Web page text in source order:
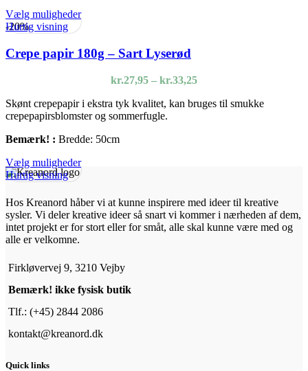
Vælg mulighederDette
flere
varianter.
Mulighederne
vælges
på
varesiden
Hurtig visning
-20%
Crepe papir 180g – Sart Lyserød
kr.27,95 – kr.33,25Prisinterval:
til
Skønt crepepapir i ekstra tyk kvalitet, kan bruges til smukke
crepepapirsblomster og sommerfugle.
Bemærk! : Bredde: 50cm
Vælg mulighederDette
flere
varianter.
Mulighederne
varesiden
Hurtig visning
Hos Kreanord håber vi at kunne inspirere med ideer til kreative
sysler. Vi deler kreative ideer så snart vi kommer i nærheden af dem,
intet projekt er for stort eller for småt, alle skal kunne være med og
alle er velkomne.
Firkløvervej 9, 3210 Vejby
Bemærk! ikke fysisk butik
Tlf.: (+45) 2844 2086
kontakt@kreanord.dk
Quick links